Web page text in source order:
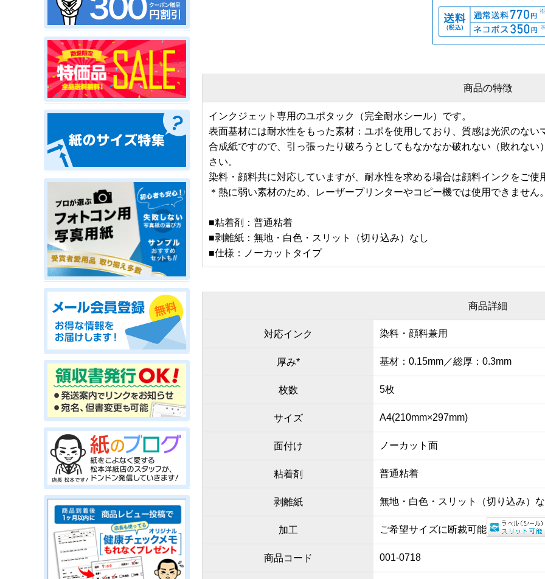
商品の特徴
インクジェット専用のユポタック（完全耐水シール）です。
表面基材には耐水性をもった素材：ユポを使用しており、質感は光沢のない
合成紙ですので、引っ張ったり破ろうとしてもなかなか破れない（敗れな
さい。
染料・顔料共に対応していますが、耐水性を求める場合は顔料インクをご使
＊熱に弱い素材のため、レーザープリンターやコピー機では使用できません
■粘着剤：普通粘着
■剥離紙：無地・白色・スリット（切り込み）なし
■仕様：ノーカットタイプ
商品詳細
対応インク 染料・顔料兼用
厚み* 基材：0.15mm／総厚：0.3mm
枚数 5枚
サイズ A4(210mm×297mm)
面付け ノーカット面
粘着剤 普通粘着
剥離紙 無地・白色・スリット（切り込み）
加工 ご希望サイズに断裁可能
商品コード 001-0718